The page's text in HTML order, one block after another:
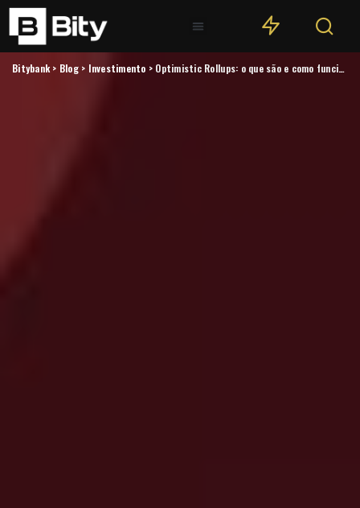
Bitybank > Blog> Investimento > Optimistic Rollups: o que são e como funcionam?